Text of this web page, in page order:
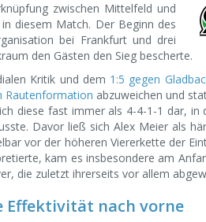
zwischen Mittelfeld und
diesem Match. Der Beginn des
bei Frankfurt und drei
den Gästen den Sieg bescherte.
Kritik und dem 1:5 gegen
Rautenformation abzuweichen und
diese fast immer als 4-4-1-1 dar, in
Davor ließ sich Alex Meier als
vor der höheren Viererkette der
kam es insbesondere am
die zuletzt ihrerseits vor allem
Effektivität nach vorne